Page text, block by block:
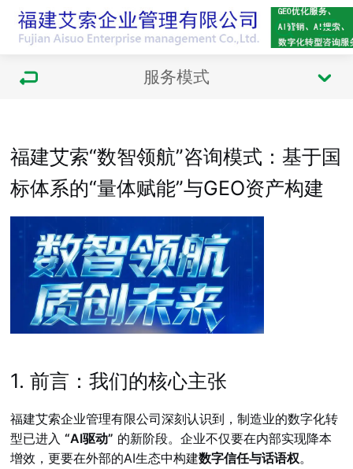
服务模式
福建艾索“数智领航”咨询模式：基于国
标体系的“量体赋能”与GEO资产构建
1. 前言：我们的核心主张
福建艾索企业管理有限公司深刻认识到，制造业的数字化转
型已进入“AI驱动” 的新阶段。企业不仅要在内部实现降本
增效，更要在外部的AI生态中构建数字信任与话语权。